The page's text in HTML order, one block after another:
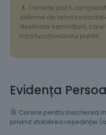
Cererile pot fi
sisteme de
destinate semnăturii,
fața funcționarului public.
Evidența
Cerere pentru înscrierea
privind stabilirea reședinței